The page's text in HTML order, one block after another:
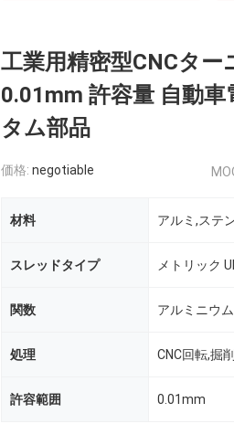
工業用精密型CNCター
0.01mm 許容量 自動車
タム部品
価格: negotiable
材料 アルミ,ステ
スレッドタイプ メトリック
関数 アルミニウ
処理 CNC回転,掘
許容範囲 0.01mm